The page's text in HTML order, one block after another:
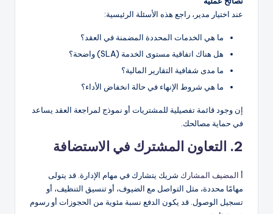
عند اختيار مدير، راجع هذه الأسئلة الرئيسية:
ما هي الخدمات المحددة المضمنة في العقد؟
هل هناك اتفاقية مستوى الخدمة (SLA) واضحة؟
ما مدى شفافية التقارير المالية؟
ما هي شروط الإنهاء في حالة انخفاض الأداء؟
إن وجود قائمة تفصيلية للمشتريات أو نموذج لمراجعة العقد يساعد
في حماية مصالحك.
2. التعاون المشترك في الاستضافة
أ المضيف المشارك شريك يتشارك في مهام الإدارة. قد يتولى
مهامًا محددة، مثل التواصل مع الضيوف، أو تنسيق التنظيف، أو
تسجيل الوصول. قد يكون الدفع نسبة مئوية من الحجوزات أو رسوم